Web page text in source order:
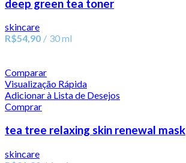
deep green tea toner
skincare
R$54,90 30 ml
Comparar
Visualização Rápida
Adicionar à Lista de Desejos
Comprar
tea tree relaxing skin renewal mask
skincare